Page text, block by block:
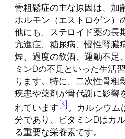
骨粗鬆症の主な原因は、加
ホルモン（エストロゲン）
他にも、ステロイド薬の長
亢進症、糖尿病、慢性腎臓
煙、過度の飲酒、運動不足
ミンDの不足といった生活
ります。特に、二次性骨粗
疾患や薬剤が骨代謝に影響
れています[3]。カルシウム
分であり、ビタミンDはカ
る重要な栄養素です。